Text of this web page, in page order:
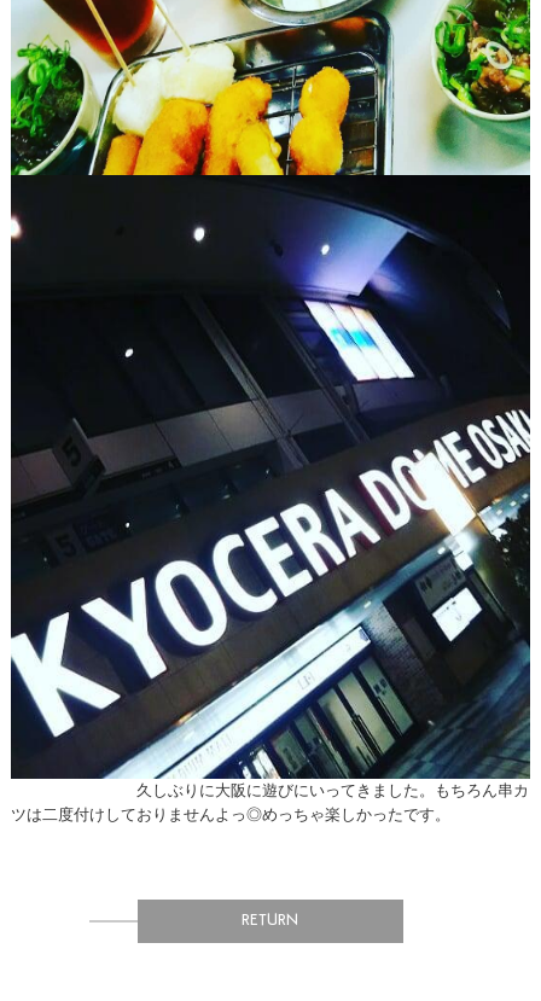
久しぶりに大阪に遊びにいってきました。もちろん串カ
ツは二度付けしておりませんよっ◎めっちゃ楽しかったです。
RETURN